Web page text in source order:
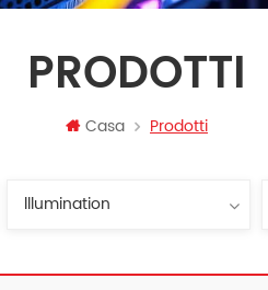
PRODOTTI
Casa Prodotti